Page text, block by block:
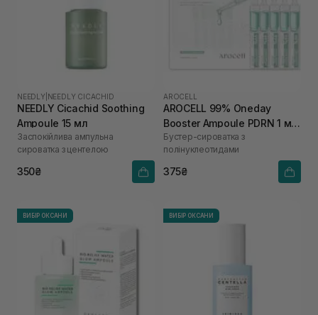
NEEDLY NEEDLY CICACHID
NEEDLY Cicachid Soothing
Ampoule 15 мл
Заспокійлива ампульна
сироватка з центелою
350₴
AROCELL
AROCELL 99% Oneday
Booster Ampoule PDRN 1 мл
х 5 шт
Бустер-сироватка з
полінуклеотидами
375₴
ВИБІР ОКСАНИ ВИБІР ОКСАНИ